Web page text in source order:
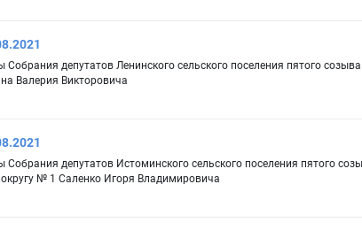
Собрания депутатов Ленинского сельского поселения пятого
Валерия Викторовича
Собрания депутатов Истоминского сельского поселения пятого
№ 1 Саленко Игоря Владимировича